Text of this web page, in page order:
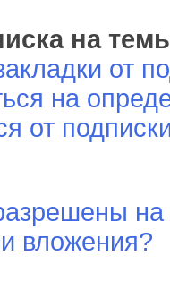
на
от
на
от
вложения?